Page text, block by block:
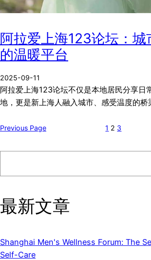
阿拉爱上海123论坛：城
的温暖平台
2025-09-11
阿拉爱上海123论坛不仅是本地居民分享日
地，更是新上海人融入城市、感受温度的桥
Previous Page 1 2 3
最新文章
Shanghai Men's Wellness Forum: The
Self-Care